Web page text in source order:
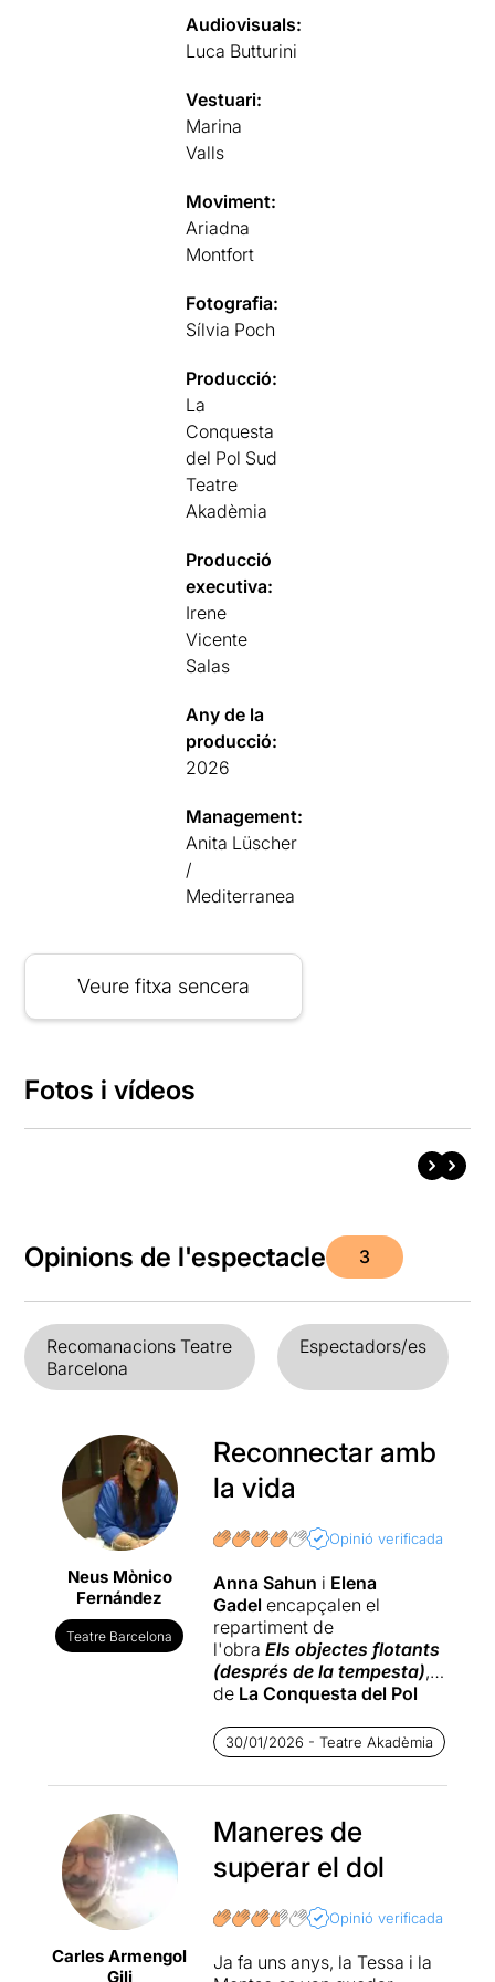
Audiovisuals:
Luca Butturini
Vestuari:
Marina
Valls
Moviment:
Ariadna
Montfort
Fotografia:
Sílvia Poch
Producció:
La
Conquesta
del Pol Sud
Teatre
Akadèmia
Producció
executiva:
Irene
Vicente
Salas
Any de la
producció:
2026
Management:
Anita Lüscher
/
Mediterranea
Veure fitxa sencera
Fotos i vídeos
Opinions de l'espectacle 3
Recomanacions Teatre
Barcelona
Espectadors/es
Neus Mònico
Fernández
Teatre Barcelona
Reconnectar amb
la vida
Opinió verificada
Anna Sahun i Elena
Gadel encapçalen el
repartiment de
l'obra Els objectes flotants
(després de la tempesta),
de La Conquesta del Pol
Conquesta del Pol Sud i
Teatre Akadèmia.
La tercera intèrpret és la
Ariadna Montfort,
especialista en el llenguatge
del moviment, que a través
tots els sentiments, i
dues protagonistes.
30/01/2026 - Teatre Akadèmia
Carles Armengol
Gili
Maneres de
superar el dol
Opinió verificada
Ja fa uns anys, la Tessa i la